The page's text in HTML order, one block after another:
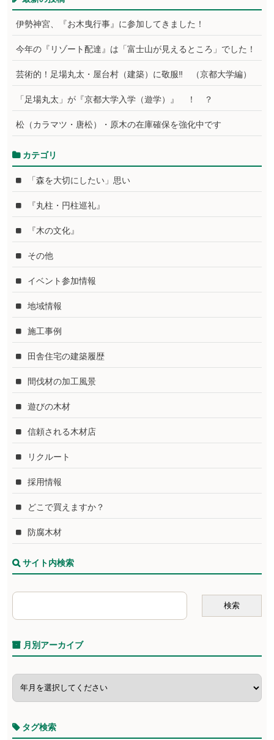
伊勢神宮、『お木曳行事』に参加してきました！
今年の『リゾート配達』は「富士山が見えるところ」でした！
芸術的！足場丸太・屋台村（建築）に敬服‼ （京都大学編）
「足場丸太」が『京都大学入学（遊学）』 ！ ？
松（カラマツ・唐松）・原木の在庫確保を強化中です
カテゴリ
「森を大切にしたい」思い
『丸柱・円柱巡礼』
『木の文化』
その他
イベント参加情報
地域情報
施工事例
田舎住宅の建築履歴
間伐材の加工風景
遊びの木材
信頼される木材店
リクルート
採用情報
どこで買えますか？
防腐木材
サイト内検索
月別アーカイブ
タグ検索